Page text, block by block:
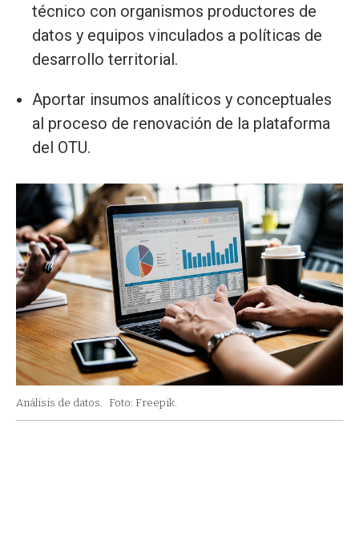
técnico con organismos productores de
datos y equipos vinculados a políticas de
desarrollo territorial.
Aportar insumos analíticos y conceptuales
al proceso de renovación de la plataforma
del OTU.
Análisis de datos. Foto: Freepik.